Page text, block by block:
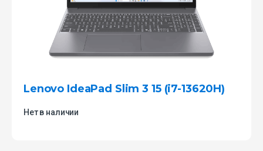
Lenovo IdeaPad Slim 3 15 (i7-13620H)
Нет в наличии